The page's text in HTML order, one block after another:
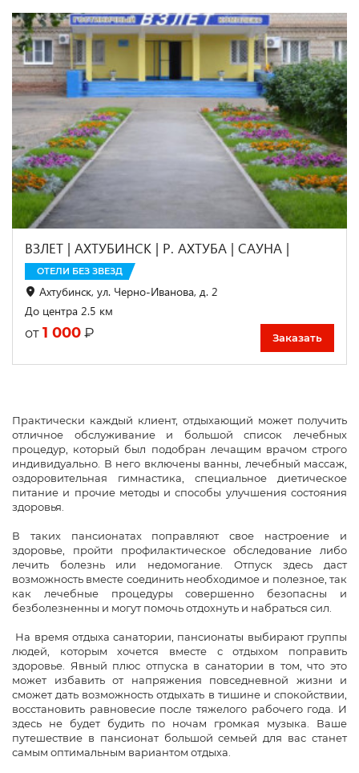
ВЗЛЕТ | АХТУБИНСК | Р. АХТУБА | САУНА |
ОТЕЛИ БЕЗ ЗВЕЗД
Ахтубинск, ул. Черно-Иванова, д. 2
До центра 2.5 км
от 1 000 ₽ Заказать
Практически каждый клиент, отдыхающий может получить
отличное обслуживание и большой список лечебных
процедур, который был подобран лечащим врачом строго
индивидуально. В него включены ванны, лечебный массаж,
оздоровительная гимнастика, специальное диетическое
питание и прочие методы и способы улучшения состояния
здоровья.
В таких пансионатах поправляют свое настроение и
здоровье, пройти профилактическое обследование либо
лечить болезнь или недомогание. Отпуск здесь даст
возможность вместе соединить необходимое и полезное, так
как лечебные процедуры совершенно безопасны и
безболезненны и могут помочь отдохнуть и набраться сил.
На время отдыха санатории, пансионаты выбирают группы
людей, которым хочется вместе с отдыхом поправить
здоровье. Явный плюс отпуска в санатории в том, что это
может избавить от напряжения повседневной жизни и
сможет дать возможность отдыхать в тишине и спокойствии,
восстановить равновесие после тяжелого рабочего года. И
здесь не будет будить по ночам громкая музыка. Ваше
путешествие в пансионат большой семьей для вас станет
самым оптимальным вариантом отдыха.